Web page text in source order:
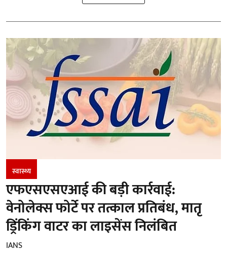
स्वास्थ्य
एफएसएसएआई की बड़ी कार्रवाई:
वेनोलेक्स फोर्टे पर तत्काल प्रतिबंध, मातृ
ड्रिंकिंग वाटर का लाइसेंस निलंबित
IANS